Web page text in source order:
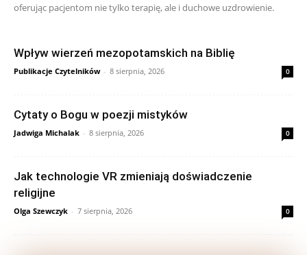
oferując pacjentom nie tylko terapię, ale i duchowe uzdrowienie.
Wpływ wierzeń mezopotamskich na Biblię
Publikacje Czytelników - 8 sierpnia, 2026 0
Cytaty o Bogu w poezji mistyków
Jadwiga Michalak - 8 sierpnia, 2026 0
Jak technologie VR zmieniają doświadczenie
religijne
Olga Szewczyk - 7 sierpnia, 2026 0